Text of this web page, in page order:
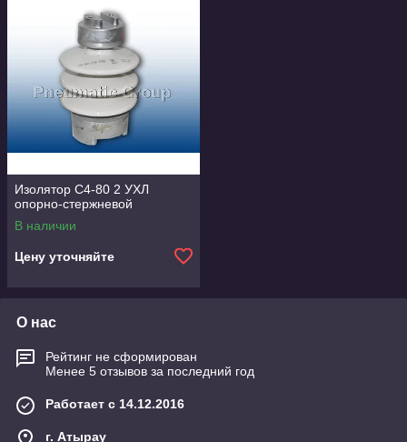
Изолятор С4-80 2 УХЛ
опорно-стержневой
В наличии
Цену уточняйте
О нас
Рейтинг не сформирован
Менее 5 отзывов за последний год
Работает с 14.12.2016
г. Атырау